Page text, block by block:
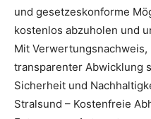
und gesetzeskonforme
kostenlos abzuholen und
Mit
transparenter Abwicklung
Sicherheit und
Stralsund – Kostenfreie